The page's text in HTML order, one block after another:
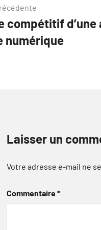
compétitif
numérique
Laisser un
Votre adresse e-mail ne
Commentaire*